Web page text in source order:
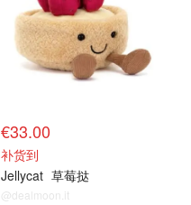
€33.00
补货到
Jellycat 草莓挞
@dealmoon.it